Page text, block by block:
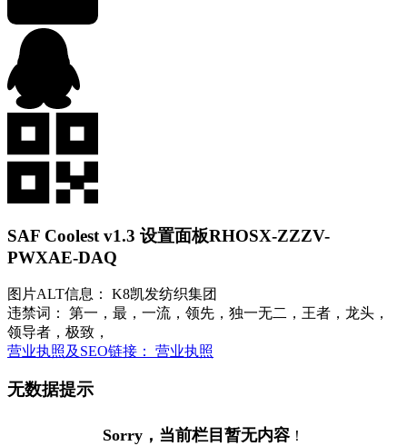
SAF Coolest v1.3 设置面板RHOSX-ZZZV-
PWXAE-DAQ
图片ALT信息： K8凯发纺织集团
违禁词： 第一，最，一流，领先，独一无二，王者，龙头，
领导者，极致，
营业执照及SEO链接： 营业执照
无数据提示
Sorry，当前栏目暂无内容 ！